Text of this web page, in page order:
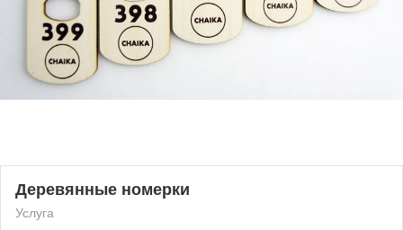
Деревянные номерки
Услуга